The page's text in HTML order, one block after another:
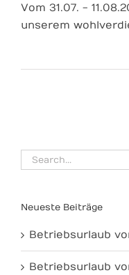
Vom 31.07. -
unserem
Search
Neueste Beiträge
Betriebsurlaub
Betriebsurlaub